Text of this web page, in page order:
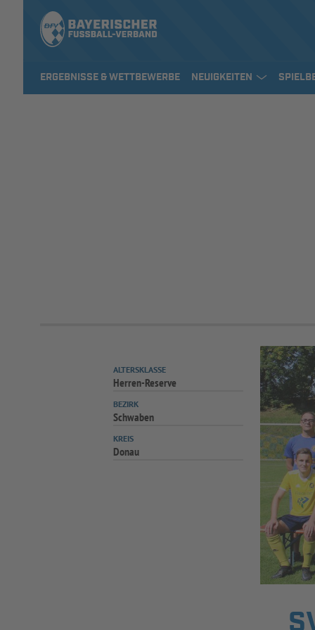
ERGEBNISSE & WETTBEWERBE NEUIGKEITEN
ALTERSKLASSE
Herren-Reserve
BEZIRK
Schwaben
KREIS
Donau